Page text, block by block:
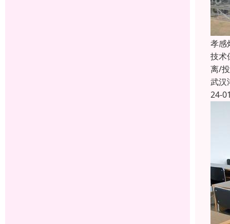
孝感
技术
离/
武汉
24-